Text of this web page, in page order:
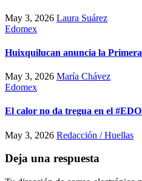
May 3, 2026 Laura Suárez
Edomex
Huixquilucan anuncia la
May 3, 2026 María Chávez
Edomex
El calor no da tregua en el
May 3, 2026 Redacción / Huellas
Deja una respuesta